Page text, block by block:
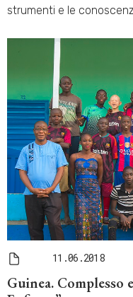
strumenti e le
11.06.2018
Guinea. Complesso